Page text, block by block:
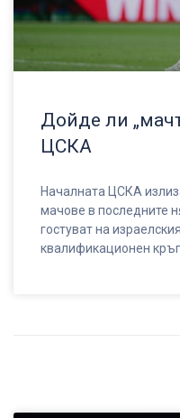
Дойде ли
ЦСКА
Началната ЦСКА
мачове в последните
гостуват на
квалификационен